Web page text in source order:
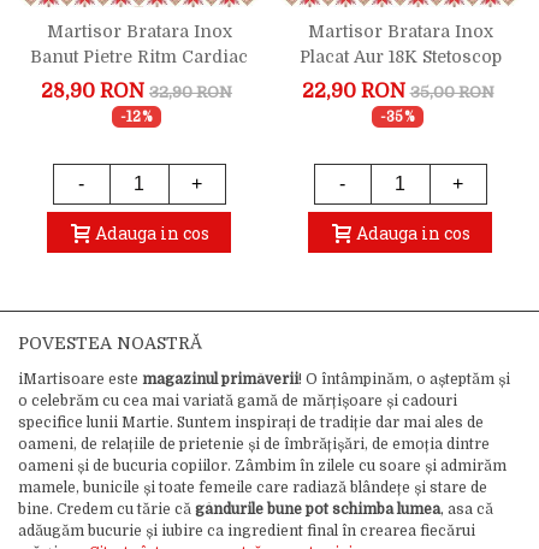
Martisor Bratara Inox
Banut Pietre Ritm Cardiac
Stetoscop Rose Gold
28,90 RON 32,90 RON
-12%
- +
Adauga in cos
Martisor Bratara Inox
Placat Aur 18K Stetoscop
Doctor Oftalmolog
22,90 RON 35,00 RON
-35%
- +
Adauga in cos
POVESTEA NOASTRĂ
iMartisoare este magazinul primăverii! O întâmpinăm, o așteptăm și
o celebrăm cu cea mai variată gamă de mărțișoare și cadouri
specifice lunii Martie. Suntem inspirați de tradiție dar mai ales de
oameni, de relațiile de prietenie și de îmbrățișări, de emoția dintre
oameni și de bucuria copiilor. Zâmbim în zilele cu soare și admirăm
mamele, bunicile și toate femeile care radiază blândețe și stare de
bine. Credem cu tărie că gândurile bune pot schimba lumea, asa că
adăugăm bucurie și iubire ca ingredient final în crearea fiecărui